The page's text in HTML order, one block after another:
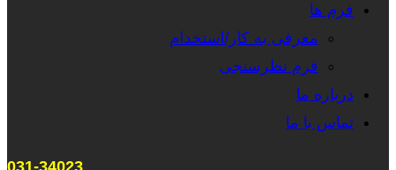
فرم ها
معرفی به کار/استخدام
فرم نظرسنجی
درباره ما
تماس با ما
031-34023